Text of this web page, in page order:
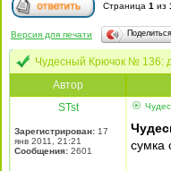
Страница 1 из
Версия для печати
Чудесный Крючок № 136:
Автор
STst
Зарегистрирован: 17
янв 2011, 21:21
Сообщения: 2601
сумка